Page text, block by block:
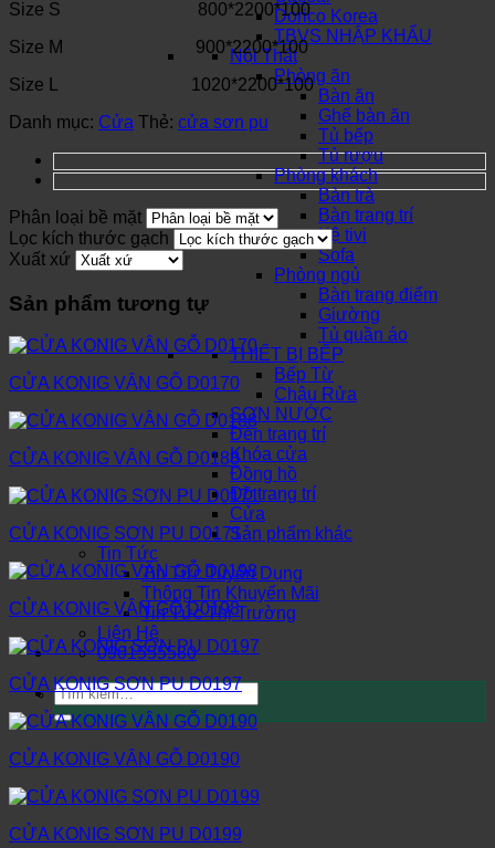
Dorico Korea
TBVS NHẬP KHẨU
Nội Thất
Phòng ăn
Bàn ăn
Ghế bàn ăn
Tủ bếp
Tủ rượu
Phòng khách
Bàn trà
Bàn trang trí
Kệ tivi
Sofa
Phòng ngủ
Bàn trang điểm
Giường
Tủ quần áo
THIẾT BỊ BẾP
Bếp Từ
Chậu Rửa
SƠN NƯỚC
Đèn trang trí
Khóa cửa
Đồng hồ
Đồ trang trí
Cửa
Sản phẩm khác
Tin Tức
Tin Tức Tuyển Dụng
Thông Tin Khuyến Mãi
Tin Tức Thị Trường
Liên Hệ
0901555580
Tìm
kiếm:
Size S 800*2200*100
Size M 900*2200*100
Size L 1020*2200*100
Danh mục: Cửa Thẻ: cửa sơn pu
Phân loại bề mặt
Lọc kích thước gạch
Xuất xứ
Sản phẩm tương tự
CỬA KONIG VÂN GỖ D0170
CỬA KONIG VÂN GỖ D0188
CỬA KONIG SƠN PU D0171
CỬA KONIG VÂN GỖ D0198
CỬA KONIG SƠN PU D0197
CỬA KONIG VÂN GỖ D0190
CỬA KONIG SƠN PU D0199